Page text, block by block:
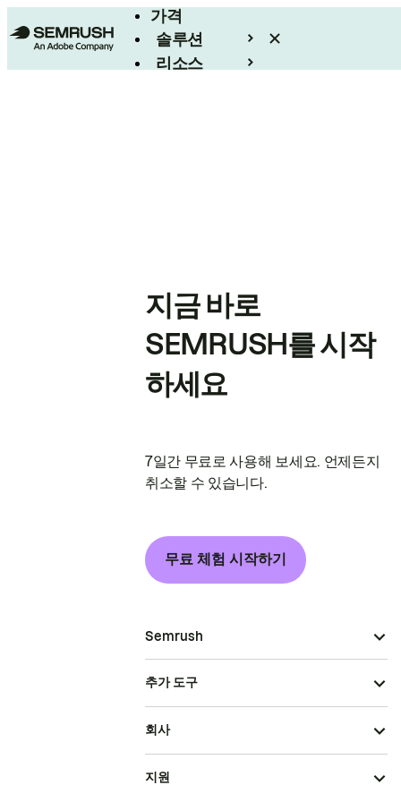
가격
솔루션
리소스
지금 바로
SEMRUSH를 시작
하세요
7일간 무료로 사용해 보세요. 언제든지
취소할 수 있습니다.
무료 체험 시작하기
Semrush
추가 도구
회사
지원